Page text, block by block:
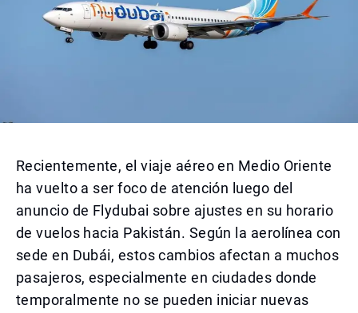
Recientemente, el viaje aéreo en Medio Oriente
ha vuelto a ser foco de atención luego del
anuncio de Flydubai sobre ajustes en su horario
de vuelos hacia Pakistán. Según la aerolínea con
sede en Dubái, estos cambios afectan a muchos
pasajeros, especialmente en ciudades donde
temporalmente no se pueden iniciar nuevas